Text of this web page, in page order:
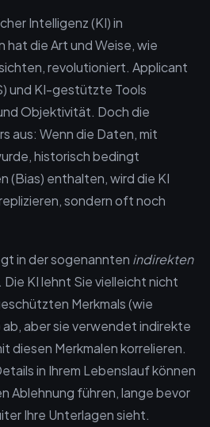
Intelligenz (KI) in
die Art und Weise, wie
revolutioniert. Applicant
und KI-gestützte Tools
Objektivität. Doch die
aus: Wenn die Daten, mit
historisch bedingt
(Bias) enthalten, wird die KI
sondern oft noch
in der sogenannten indirekten
Die KI lehnt Sie vielleicht nicht
Merkmals (wie
aber sie verwendet indirekte
diesen Merkmalen korrelieren.
in Ihrem Lebenslauf können
Ablehnung führen, lange bevor
Ihre Unterlagen sieht.